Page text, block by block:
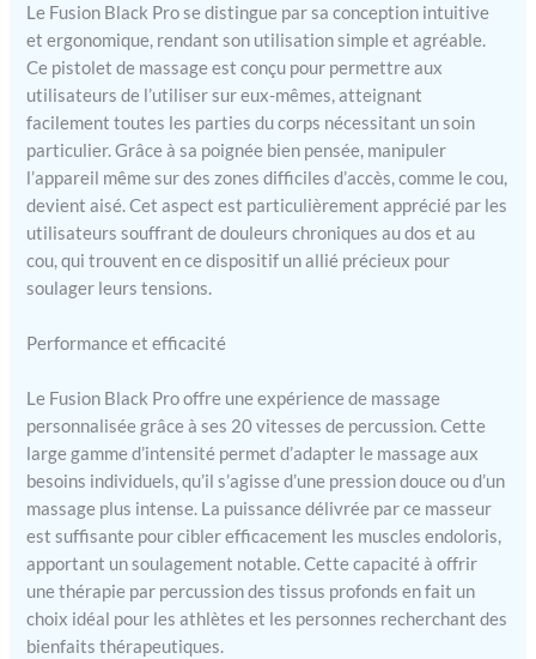
leurs mains et pourtant si
silencieux qu'ils peuvent
profiter d'un massage
soulageant la douleur où
que leur journée les prenne
(certains profitent même
d'un soulagement
musculaire rapide tout en
étant assis à leur bureau)
Nouveau moteur
silencieux sans brosse –
pistolets de massage à
percussion bruyants disent
que la Fusion Black est une
nouvelle expérience ; le
moteur japonais sans
balais de pointe vous offre
par minute qui est
silencieuse (moins de 45
dB) pour éviter le «
Le Fusion Black Pro se distingue par sa conception intuitive
et ergonomique, rendant son utilisation simple et agréable.
Ce pistolet de massage est conçu pour permettre aux
utilisateurs de l’utiliser sur eux-mêmes, atteignant
facilement toutes les parties du corps nécessitant un soin
particulier. Grâce à sa poignée bien pensée, manipuler
l’appareil même sur des zones difficiles d’accès, comme le cou,
devient aisé. Cet aspect est particulièrement apprécié par les
utilisateurs souffrant de douleurs chroniques au dos et au
cou, qui trouvent en ce dispositif un allié précieux pour
soulager leurs tensions.
Performance et efficacité
Le Fusion Black Pro offre une expérience de massage
personnalisée grâce à ses 20 vitesses de percussion. Cette
large gamme d’intensité permet d’adapter le massage aux
besoins individuels, qu’il s’agisse d’une pression douce ou d’un
massage plus intense. La puissance délivrée par ce masseur
est suffisante pour cibler efficacement les muscles endoloris,
apportant un soulagement notable. Cette capacité à offrir
une thérapie par percussion des tissus profonds en fait un
choix idéal pour les athlètes et les personnes recherchant des
bienfaits thérapeutiques.